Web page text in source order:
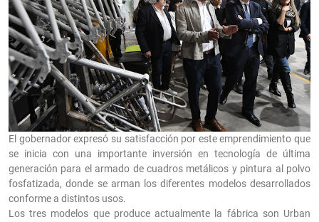
El gobernador expresó su satisfacción por este emprendimiento que
se inicia con una importante inversión en tecnología de última
generación para el armado de cuadros metálicos y pintura al polvo
fosfatizada, donde se arman los diferentes modelos desarrollados
conforme a distintos usos.
Los tres modelos que produce actualmente la fábrica son Urban